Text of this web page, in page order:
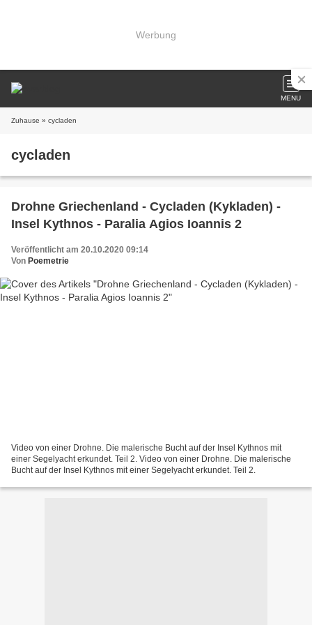
Werbung
MENU
Zuhause » cycladen
cycladen
Drohne Griechenland - Cycladen (Kykladen) -
Insel Kythnos - Paralia Agios Ioannis 2
Veröffentlicht am 20.10.2020 09:14
Von Poemetrie
Video von einer Drohne. Die malerische Bucht auf der Insel Kythnos mit
einer Segelyacht erkundet. Teil 2. Video von einer Drohne. Die malerische
Bucht auf der Insel Kythnos mit einer Segelyacht erkundet. Teil 2.